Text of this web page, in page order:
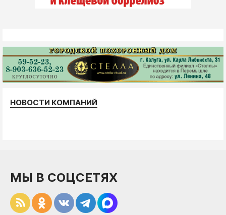
НОВОСТИ КОМПАНИЙ
МЫ В СОЦСЕТЯХ